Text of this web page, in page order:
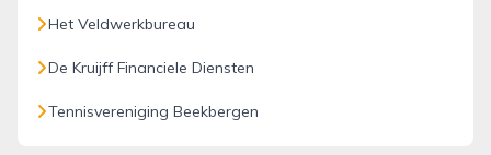
Het Veldwerkbureau
De Kruijff Financiele Diensten
Tennisvereniging Beekbergen